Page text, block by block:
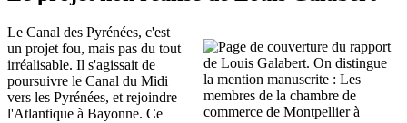
Le Canal des Pyrénées, c'est
un projet fou, mais pas du tout
irréalisable. Il s'agissait de
poursuivre le Canal du Midi
vers les Pyrénées, et rejoindre
l'Atlantique à Bayonne. Ce